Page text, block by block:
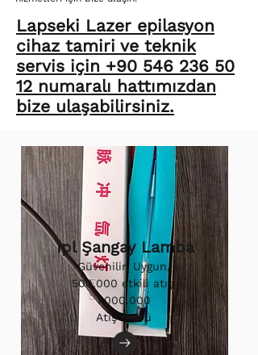
Lapseki Lazer epilasyon
cihaz tamiri ve teknik
servis için +90 546 236 50
12 numaralı hattımızdan
bize ulaşabilirsiniz.
Ipl Şangay Lamba
Güvenilir, Uygun,
500.000 etkili atış.
1.000.000
Atış Ömrü